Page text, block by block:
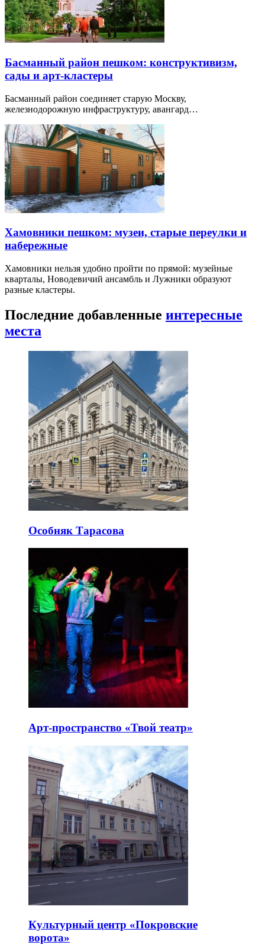
Басманный район пешком: конструктивизм,
сады и арт-кластеры
Басманный район соединяет старую Москву,
железнодорожную инфраструктуру, авангард…
Хамовники пешком: музеи, старые переулки и
набережные
Хамовники нельзя удобно пройти по прямой: музейные
кварталы, Новодевичий ансамбль и Лужники образуют
разные кластеры.
Последние добавленные интересные
места
Особняк Тарасова
Арт-пространство «Твой театр»
Культурный центр «Покровские
ворота»